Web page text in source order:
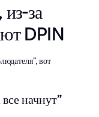
за
DPIN
вот
начнут”